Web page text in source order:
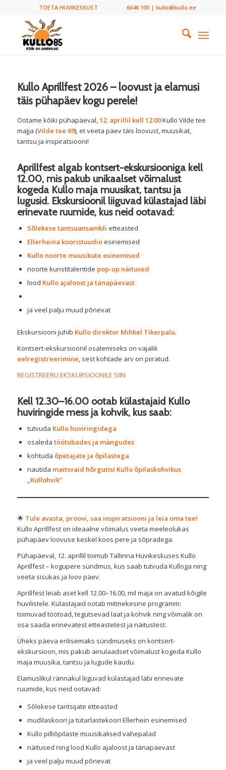
TOETA HUVIKESKUST 6646 100 | kullo@kullo.ee
Kullo Aprillfest 2026 – loovust ja elamusi
täis pühapäev kogu perele!
Ootame kõiki pühapäeval,12. aprillil kell 12.00Kullo Vilde tee
majja (Vilde tee 69), et veeta päev täis loovust, muusikat,
tantsu ja inspiratsiooni!
Aprillfest algab kontsert-ekskursiooniga kell
12.00, mis pakub unikaalset võimalust
kogeda Kullo maja muusikat, tantsu ja
lugusid. Ekskursioonil liiguvad külastajad läbi
erinevate ruumide, kus neid ootavad:
Sõlekese tantsuansambli etteasted
Ellerheina kooristuudioesinemised
Kullo noorte muusikute esinemised
noorte kunstitalentide pop-up näitused
lood Kullo ajaloost ja tänapäevast
ja veel palju muud põnevat
Ekskursiooni juhib Kullo direktor Mihkel Tikerpalu.
Kontsert-ekskursioonil osalemiseks on vajalik
eelregistreerimine, sest kohtade arv on piiratud.
REGISTREERU EKSKURSIOONILE SIIN
Kell12.30–16.00ootab külastajaid Kullo
huviringide messja kohvik, kus saab:
tutvuda Kullo huviringidega
osaleda töötubades ja mängudes
kohtuda õpetajate ja õpilastega
nautida maitsvaid hõrgutisi Kullo õpilaskohvikus
„Kullohvik“
🌟 Tule avasta, proovi, saa inspiratsiooni ja leia oma tee!
Kullo Aprillfest on ideaalne võimalus veeta meeleolukas
pühapäev loovuse keskel koos pere ja sõpradega.
Pühapäeval, 12. aprillil toimub Tallinna Huvikeskuses Kullo
Aprillfest – kogupere sündmus, kus saab tutvuda Kulloga ning
veeta sisukas ja loov päev.
Aprillfest leiab aset kell 12.00–16.00, mil maja on avatud kõigile
huvilistele. Külastajaid ootab mitmekesine programm:
toimuvad töötoad, tegutsevad laat ja kohvik ning võimalik on
osa saada erinevatest etteastetest ja näitustest.
Üheks päeva erilisemaks sündmuseks on kontsert-
ekskursioon, mis pakub ainulaadset võimalust kogeda Kullo
maja muusika, tantsu ja lugude kaudu.
Elamuslikul rännakul liiguvad külastajad läbi erinevate
ruumide, kus neid ootavad:
Sõlekese tantsijate etteasted
mudilaskoori ja tütarlastekoori Ellerhein esinemised
Kullo pilliõpilaste muusikalised vahepalad
näitused ning lood Kullo ajaloost ja tänapäevast
ja veel palju muud põnevat